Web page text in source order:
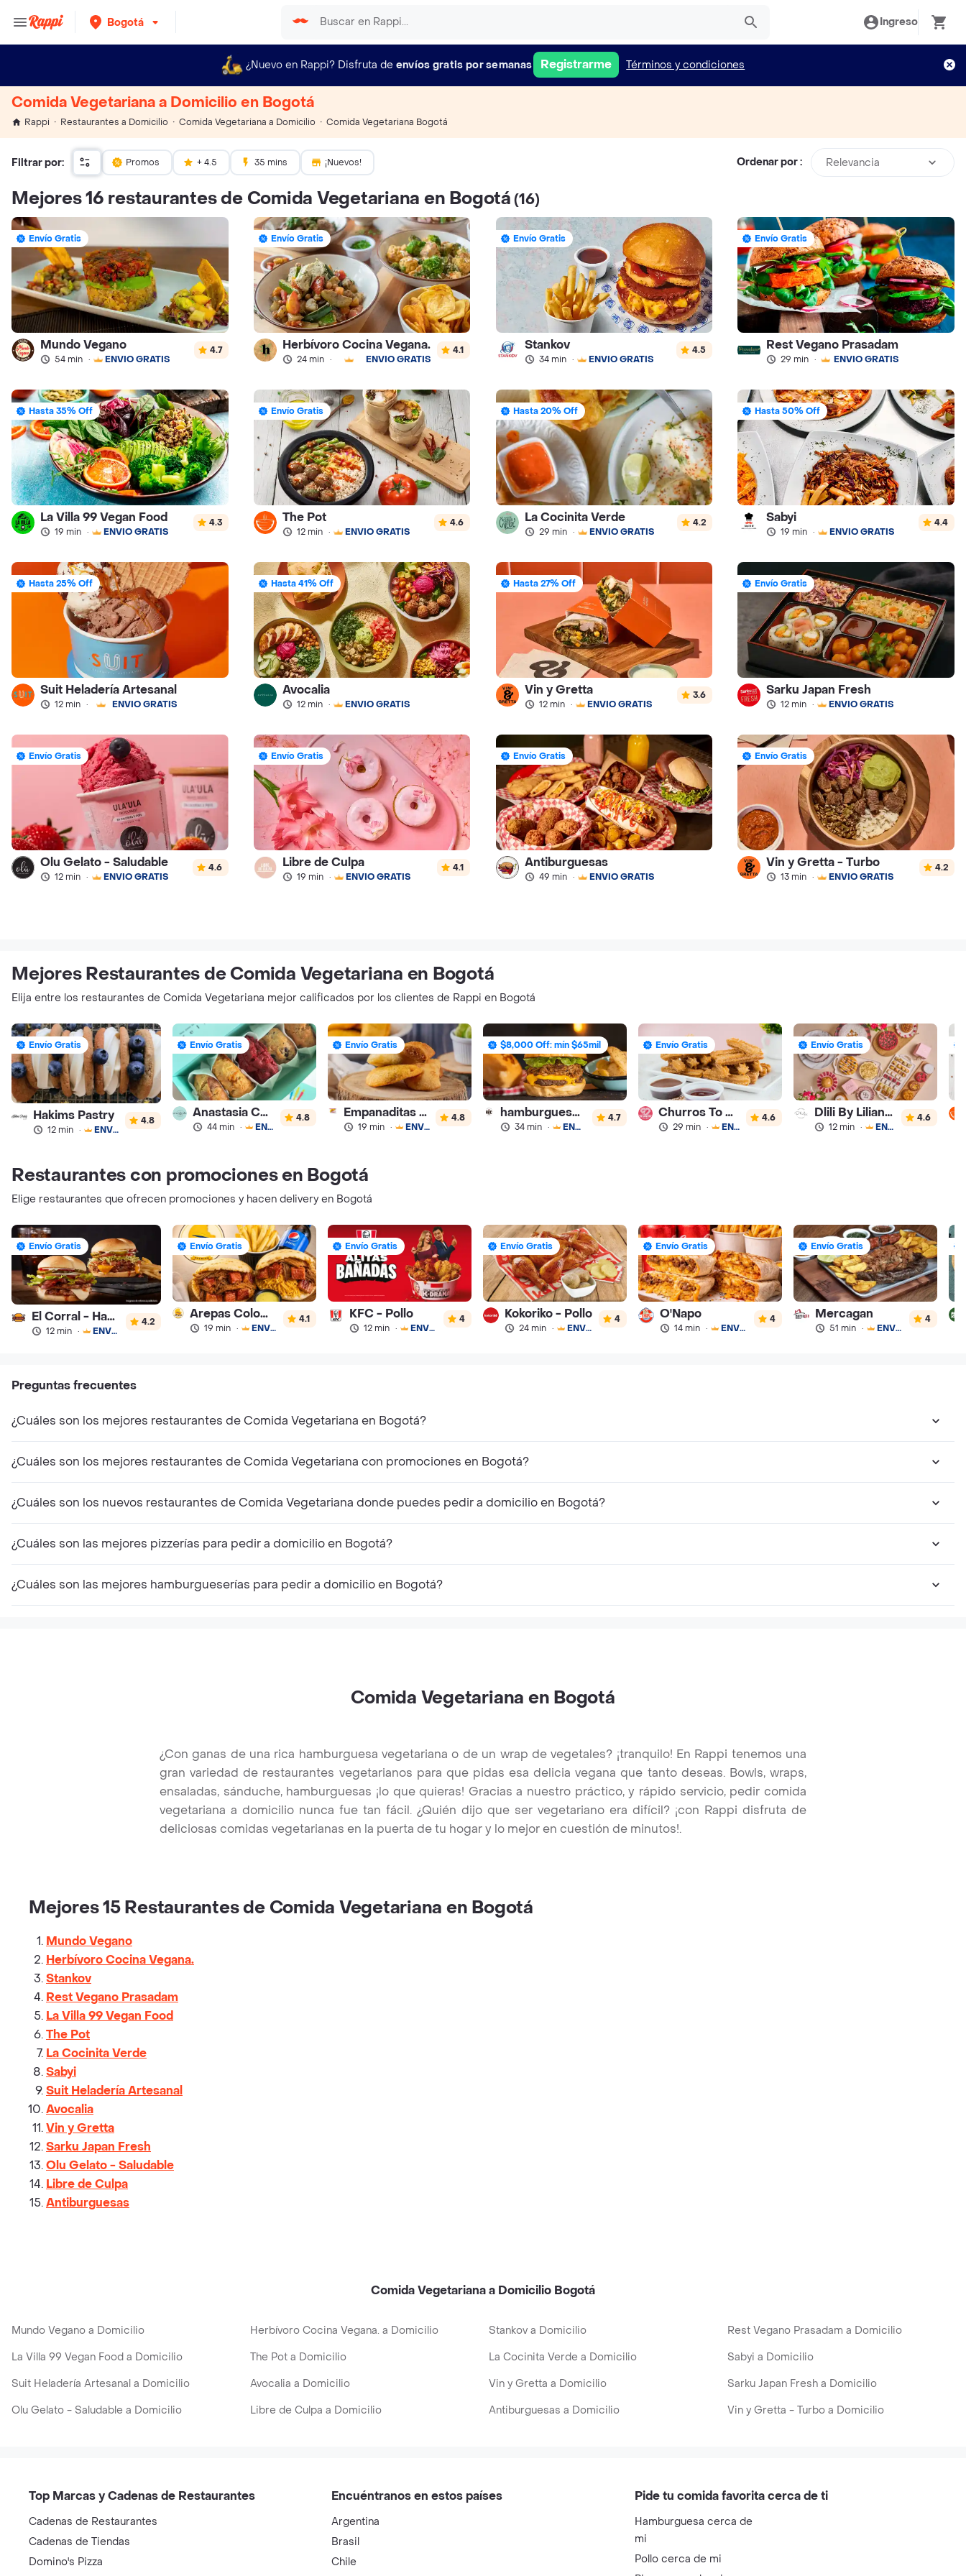
Bogotá Ingreso
¿Nuevo en Rappi? Disfruta de envíos gratis por semanas Registrarme Términos y condiciones
Comida Vegetariana a Domicilio en Bogotá
Rappi Restaurantes a Domicilio Comida Vegetariana a Domicilio Comida Vegetariana Bogotá
Filtrar por: Promos + 4.5 35 mins ¡Nuevos! Ordenar por : Relevancia
Mejores 16 restaurantes de Comida Vegetariana en Bogotá(16)
Envío Gratis
Mundo Vegano
54 min · ENVÍO GRATIS
4.7
Envío Gratis
Herbívoro Cocina Vegana.
24 min · ENVÍO GRATIS
4.1
Envío Gratis
Stankov
34 min · ENVÍO GRATIS
4.5
Envío Gratis
Rest Vegano Prasadam
29 min · ENVÍO GRATIS
Hasta 35% Off
La Villa 99 Vegan Food
19 min · ENVÍO GRATIS
4.3
Envío Gratis
The Pot
12 min · ENVÍO GRATIS
4.6
Hasta 20% Off
La Cocinita Verde
29 min · ENVÍO GRATIS
4.2
Hasta 50% Off
Sabyi
19 min · ENVÍO GRATIS
4.4
Hasta 25% Off
Suit Heladería Artesanal
12 min · ENVÍO GRATIS
Hasta 41% Off
Avocalia
12 min · ENVÍO GRATIS
Hasta 27% Off
Vin y Gretta
12 min · ENVÍO GRATIS
3.6
Envío Gratis
Sarku Japan Fresh
12 min · ENVÍO GRATIS
Envío Gratis
Olu Gelato - Saludable
12 min · ENVÍO GRATIS
4.6
Envío Gratis
Libre de Culpa
19 min · ENVÍO GRATIS
4.1
Envío Gratis
Antiburguesas
49 min · ENVÍO GRATIS
Envío Gratis
Vin y Gretta - Turbo
13 min · ENVÍO GRATIS
4.2
Mejores Restaurantes de Comida Vegetariana en Bogotá
Elija entre los restaurantes de Comida Vegetariana mejor calificados por los clientes de Rappi en Bogotá
Envío Gratis
Hakims Pastry
12 min · ENVÍO GRATIS
4.8
Envío Gratis
Anastasia Cookies
44 min · ENVÍO GRATIS
4.8
Envío Gratis
Empanaditas de Pipian - Empanadas
19 min · ENVÍO GRATIS
4.8
$8,000 Off: mín $65mil
hamburguesas Rustica (RDC)
34 min · ENVÍO GRATIS
4.7
Envío Gratis
Churros To Go
29 min · ENVÍO GRATIS
4.6
Envío Gratis
Dlili By Liliana Arango
12 min · ENVÍO GRATIS
4.6
Restaurantes con promociones en Bogotá
Elige restaurantes que ofrecen promociones y hacen delivery en Bogotá
Envío Gratis
El Corral - Hamburguesa
12 min · ENVÍO GRATIS
4.2
Envío Gratis
Arepas Colombianas Premium
19 min · ENVÍO GRATIS
4.1
Envío Gratis
KFC - Pollo
12 min · ENVÍO GRATIS
4
Envío Gratis
Kokoriko - Pollo
24 min · ENVÍO GRATIS
4
Envío Gratis
O'Napo
14 min · ENVÍO GRATIS
4
Envío Gratis
Mercagan
51 min · ENVÍO GRATIS
4
Preguntas frecuentes
¿Cuáles son los mejores restaurantes de Comida Vegetariana en Bogotá?
¿Cuáles son los mejores restaurantes de Comida Vegetariana con promociones en Bogotá?
¿Cuáles son los nuevos restaurantes de Comida Vegetariana donde puedes pedir a domicilio en Bogotá?
¿Cuáles son las mejores pizzerías para pedir a domicilio en Bogotá?
¿Cuáles son las mejores hamburgueserías para pedir a domicilio en Bogotá?
Comida Vegetariana en Bogotá
¿Con ganas de una rica hamburguesa vegetariana o de un wrap de vegetales? ¡tranquilo! En Rappi tenemos una
gran variedad de restaurantes vegetarianos para que pidas esa delicia vegana que tanto deseas. Bowls, wraps,
ensaladas, sánduche, hamburguesas ¡lo que quieras! Gracias a nuestro práctico, y rápido servicio, pedir comida
vegetariana a domicilio nunca fue tan fácil. ¿Quién dijo que ser vegetariano era difícil? ¡con Rappi disfruta de
deliciosas comidas vegetarianas en la puerta de tu hogar y lo mejor en cuestión de minutos!.
Mejores 15 Restaurantes de Comida Vegetariana en Bogotá
Mundo Vegano
Herbívoro Cocina Vegana.
Stankov
Rest Vegano Prasadam
La Villa 99 Vegan Food
The Pot
La Cocinita Verde
Sabyi
Suit Heladería Artesanal
Avocalia
Vin y Gretta
Sarku Japan Fresh
Olu Gelato - Saludable
Libre de Culpa
Antiburguesas
Comida Vegetariana a Domicilio Bogotá
Mundo Vegano a Domicilio Herbívoro Cocina Vegana. a Domicilio Stankov a Domicilio
Rest Vegano Prasadam a Domicilio
La Villa 99 Vegan Food a Domicilio
The Pot a Domicilio La Cocinita Verde a Domicilio
Sabyi a Domicilio
Suit Heladería Artesanal a Domicilio
Avocalia a Domicilio Vin y Gretta a Domicilio
Sarku Japan Fresh a Domicilio
Olu Gelato - Saludable a Domicilio
Libre de Culpa a Domicilio Antiburguesas a Domicilio Vin y Gretta - Turbo a Domicilio
Top Marcas y Cadenas de Restaurantes
Cadenas de Restaurantes
Cadenas de Tiendas
Domino's Pizza
Encuéntranos en estos países
Argentina
Brasil
Chile
Pide tu comida favorita cerca de ti
Hamburguesa cerca de
mi
Pollo cerca de mi